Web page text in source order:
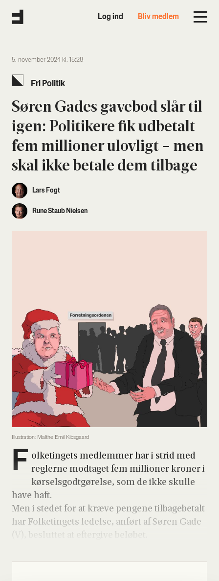
Log ind Bliv medlem
5. november 2024 kl. 15:28
Fri Poli­tik
Søren Gades gave­bod slår til
igen: Poli­ti­ke­re fik udbe­talt
fem mil­li­o­ner ulov­ligt – men
skal ikke beta­le dem til­ba­ge
Lars Fogt
Rune Staub Nielsen
Illustration: Malthe Emil Kibsgaard
F ol­ke­tin­gets med­lem­mer har i strid med
reg­ler­ne mod­ta­get fem mil­li­o­ner kro­ner i
kør­sels­godt­gø­rel­se, som de ikke skul­le
have haft.
Men i ste­det for at kræ­ve pen­ge­ne til­ba­ge­be­talt
har Fol­ke­tin­gets ledel­se, anført af Søren Gade
(V), beslut­tet at efter­gi­ve belø­bet.